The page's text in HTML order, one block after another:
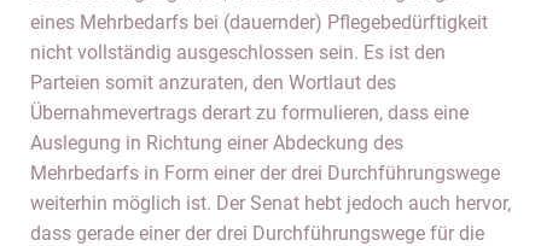
eines Mehrbedarfs bei (dauernder) Pflegebedürftigkeit
nicht vollständig ausgeschlossen sein. Es ist den
Parteien somit anzuraten, den Wortlaut des
Übernahmevertrags derart zu formulieren, dass eine
Auslegung in Richtung einer Abdeckung des
Mehrbedarfs in Form einer der drei Durchführungswege
weiterhin möglich ist. Der Senat hebt jedoch auch hervor,
dass gerade einer der drei Durchführungswege für die